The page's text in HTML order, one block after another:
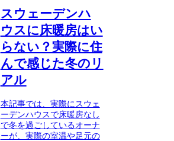
スウェーデンハ
ウスに床暖房はい
らない？実際に住
んで感じた冬のリ
アル
本記事では、実際にスウェ
ーデンハウスで床暖房なし
で冬を過ごしているオーナ
ーが、実際の室温や足元の